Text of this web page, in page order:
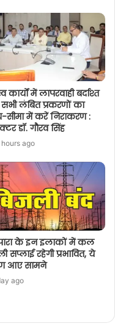
कार्यों में लापरवाही बर्दाश्त
सभी लंबित प्रकरणों का
में करें निराकरण :
डॉ. गौरव सिंह
hours ago
के इन इलाकों में कल
सप्लाई रहेगी प्रभावित, ये
आए सामने
ago